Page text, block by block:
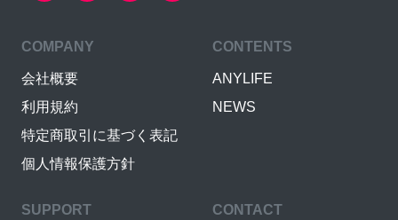
COMPANY
会社概要
利用規約
特定商取引に基づく表記
個人情報保護方針
CONTENTS
ANYLIFE
NEWS
SUPPORT CONTACT